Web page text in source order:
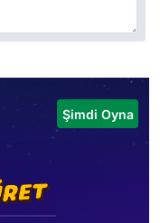
Şimdi Oyna